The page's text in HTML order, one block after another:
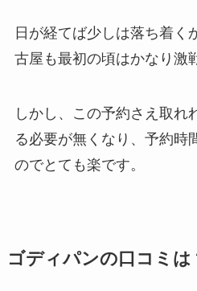
日が経てば少しは落ち着く
古屋も最初の頃はかなり激
しかし、この予約さえ取れ
る必要が無くなり、予約時
のでとても楽です。
ゴディパンの口コミは